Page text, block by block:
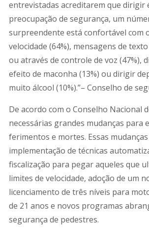
entrevistadas acreditarem que dirigir
preocupação de segurança, um
surpreendente está confortável com
velocidade (64%), mensagens de
ou através de controle de voz (47%),
efeito de maconha (13%) ou dirigir
muito álcool (10%).”– Conselho de
De acordo com o Conselho Nacional
necessárias grandes mudanças para
ferimentos e mortes. Essas
implementação de técnicas
fiscalização para pegar aqueles que
limites de velocidade, adoção de um
licenciamento de três níveis para
de 21 anos e novos programas
segurança de pedestres.